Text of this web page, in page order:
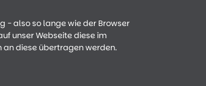
- also so lange wie der Browser
unser Webseite diese im
an diese übertragen werden.